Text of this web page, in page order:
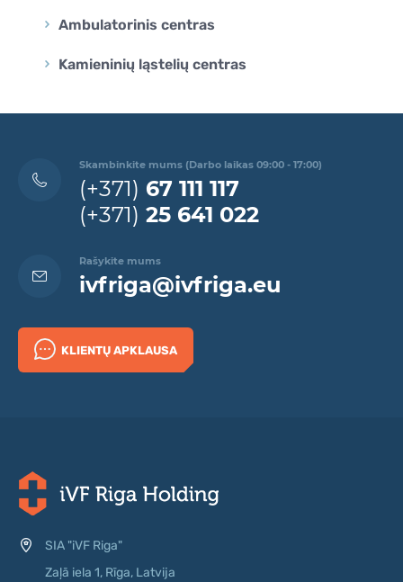
Ambulatorinis centras
Kamieninių ląstelių centras
Skambinkite mums (Darbo laikas 09:00 - 17:00)
(+371) 67 111 117
(+371) 25 641 022
Rašykite mums
ivfriga@ivfriga.eu
KLIENTŲ APKLAUSA
SIA "iVF Riga"
Zaļā iela 1, Rīga, Latvija